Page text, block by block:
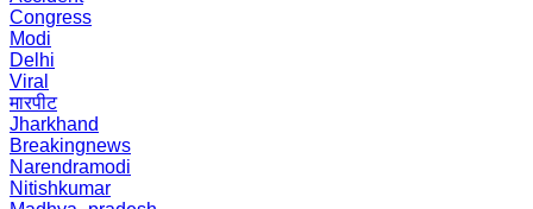
Congress
Modi
Delhi
Viral
मारपीट
Jharkhand
Breakingnews
Narendramodi
Nitishkumar